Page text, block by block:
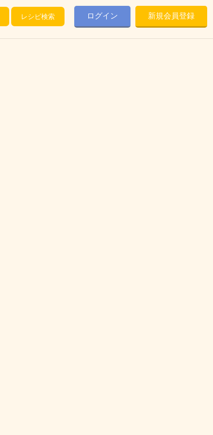
レシピ検索 ログイン 新規会員登録